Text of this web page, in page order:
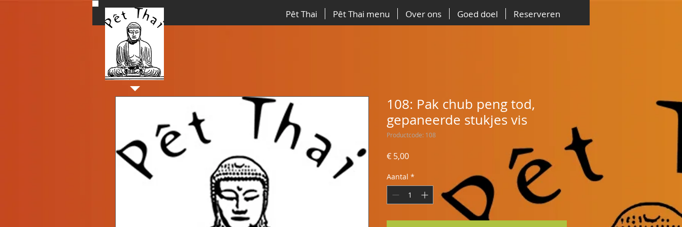
Pêt Thai Pêt Thai menu Over ons Goed doel Reserveren
108: Pak chub peng tod,
gepaneerde stukjes vis
Productcode: 108
€ 5,00Prijs
Aantal *